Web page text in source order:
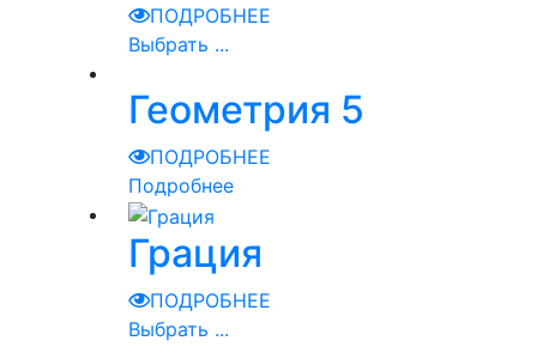
ПОДРОБНЕЕ
Выбрать ...
Геометрия 5
ПОДРОБНЕЕ
Подробнее
Грация
ПОДРОБНЕЕ
Выбрать ...